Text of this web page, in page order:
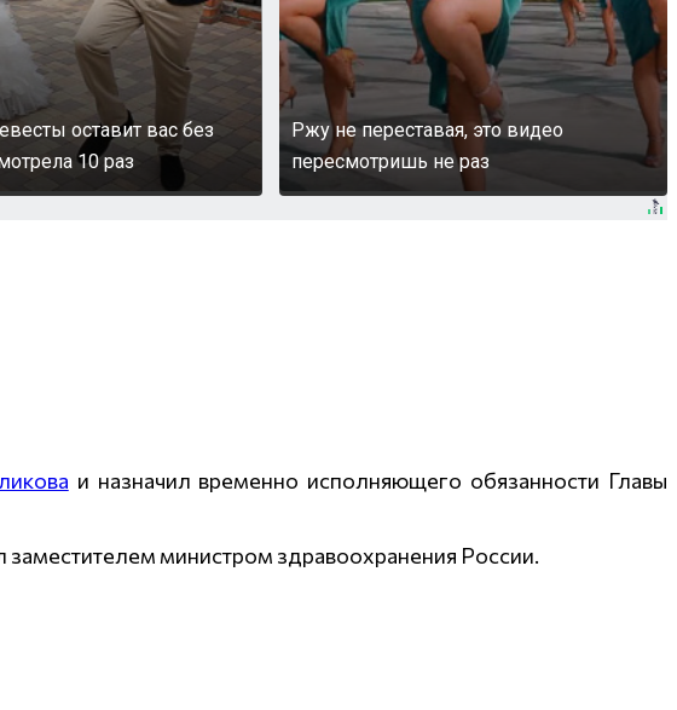
оставит вас без
10 раз
Ржу не переставая, это видео
пересмотришь не раз
и назначил временно исполняющего обязанности Главы
министром здравоохранения России.